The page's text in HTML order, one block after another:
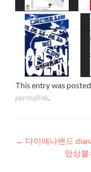
This entry was
permalink.
Post
← 다이애나밴드
앙상블